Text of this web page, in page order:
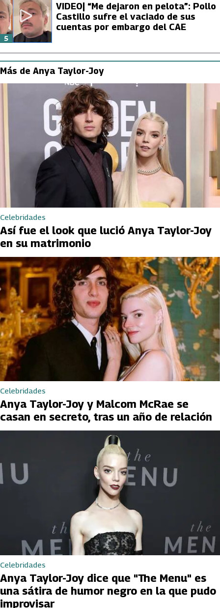
VIDEO| “Me dejaron en pelota”: Pollo
Castillo sufre el vaciado de sus
cuentas por embargo del CAE
5
Más de Anya Taylor-Joy
Celebridades
Así fue el look que lució Anya Taylor-Joy
en su matrimonio
Celebridades
Anya Taylor-Joy y Malcom McRae se
casan en secreto, tras un año de relación
Celebridades
Anya Taylor-Joy dice que "The Menu" es
una sátira de humor negro en la que pudo
improvisar